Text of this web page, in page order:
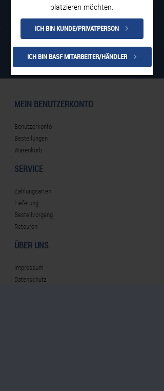
platzieren möchten.
ICH BIN KUNDE/PRIVATPERSON
ICH BIN BASF MITARBEITER/HÄNDLER
MEIN BENUTZERKONTO
Benutzerkonto
Bestellungen
Warenkorb
SERVICE
Zahlungsarten
Lieferung
Bestellvorgang
Retouren
ÜBER UNS
Impressum
Datenschutz